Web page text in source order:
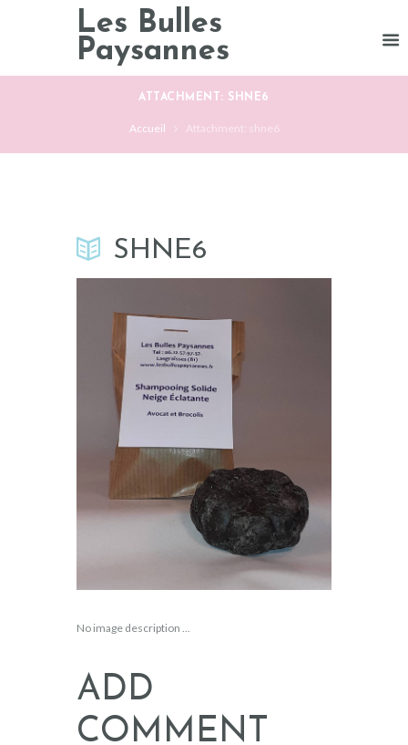
Les Bulles
Paysannes
ATTACHMENT: SHNE6
Accueil Attachment: shne6
SHNE6
No image description ...
ADD
COMMENT